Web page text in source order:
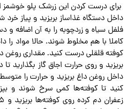
برای درست کردن این زرشک پلو خوشمز
داخل دستگاه غذاساز بریزید و پیاز خرد
فلفل سیاه و زردچوبه را به آن اضافه و
کاملا با هم مخلوط شوند. حالا مواد را
کوفته قلقلی درست کنید. مقداری
بریزید و روی حرارت اجاق گاز بگذارید
داخل روغن داغ بریزید و حرارت را متوسط
کنید تا کوفته‌ها کمی سرخ شوند و